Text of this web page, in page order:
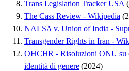
Trans Legislation Tracker USA
The Cass Review - Wikipedia
NALSA v. Union of India -
Transgender Rights in Iran -
OHCHR - Risoluzioni ONU su
identità di genere (2024)